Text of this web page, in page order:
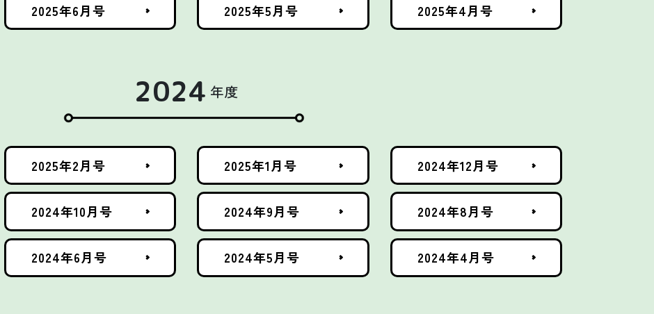
2025年6月号 2025年5月号 2025年4月号
2024 年度
2025年2月号 2025年1月号 2024年12月号
2024年10月号 2024年9月号 2024年8月号
2024年6月号 2024年5月号 2024年4月号